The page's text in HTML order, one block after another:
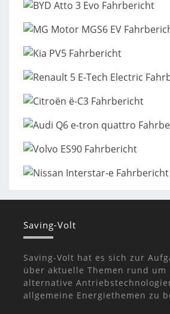
Saving-Volt
Saving-Volt hat es sich zur
über aktuelle Themen rund
alternative
allgemeine Energiethemen zu